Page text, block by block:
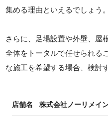
集める理由といえるでしょう。
さらに、足場設置や外壁、屋
全体をトータルで任せられる
な施工を希望する場合、検討
店舗名 株式会社ノーリメイ